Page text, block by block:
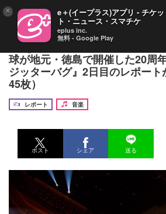
Dragon Ash、BRAHMAN、ロ
球が地元・徳島で開催した20周
ジッターバグ』2日目のレポー
45枚）
レポート
音楽
ポスト シェア 送る
× e＋(イープラス)アプリ - チケッ
ト・ニュース・スマチケ
eplus inc.
無料 - Google Play